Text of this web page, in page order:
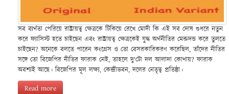
সব ব্যর্থতা পেরিয়ে রাষ্ট্রায়ত্ব ক্ষেত্রকে টিকিয়ে রেখে মোদী কি এই সব দোষ শুধরে নতুন
করে ফ্যাসিস্ট হতে চাইছেন এবং রাষ্ট্রায়ত্ব ক্ষেত্রকেই যুদ্ধ অর্থনীতির মেরুদন্ড করে তুলতে
চাইছেন? অনেকে বলতে পারেন কংগ্রেস ও তো বেসরকারিকরণ করেছিল, তাঁদের নীতির
সঙ্গে তো বিজেপির নীতির ফারাক নেই, তাহলে দু'টো দল আলাদা কোথায়? ফারাক
অবশ্যই আছে। বিজেপির মূল লক্ষ্য, কেন্দ্রীভবন, দলের নেতৃত্ব প্রতিষ্ঠা।
Read more